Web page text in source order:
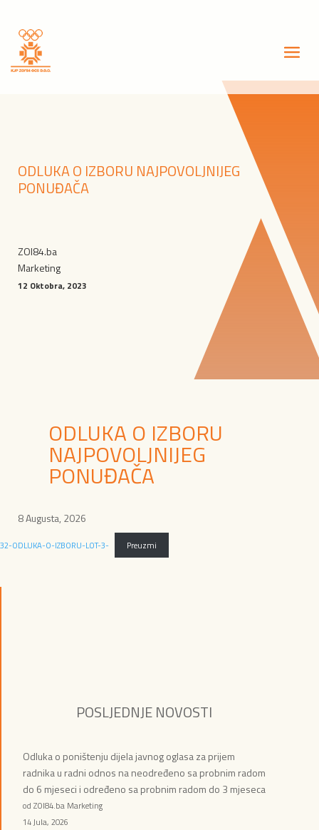
ODLUKA O IZBORU NAJPOVOLJNIJEG
PONUĐAČA
ZOI84.ba
Marketing
12 Oktobra, 2023
ODLUKA O IZBORU
NAJPOVOLJNIJEG
PONUĐAČA
8 Augusta, 2026
32-ODLUKA-O-IZBORU-LOT-3- Preuzmi
POSLJEDNJE NOVOSTI
Odluka o poništenju dijela javnog oglasa za prijem
radnika u radni odnos na neodređeno sa probnim radom
do 6 mjeseci i određeno sa probnim radom do 3 mjeseca
od ZOI84.ba Marketing
14 Jula, 2026